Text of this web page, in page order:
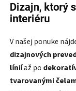
Dizajn, ktorý
interiéru
V našej ponuke
dizajnových
líniíaž po
tvarovanými